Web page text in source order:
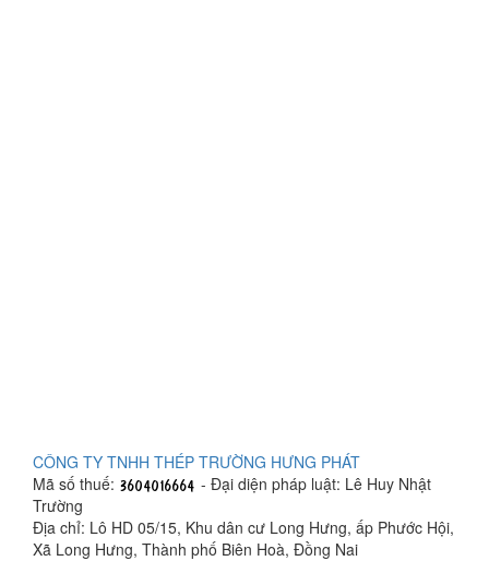
CÔNG TY TNHH THÉP TRƯỜNG HƯNG PHÁT
Mã số thuế:
- Đại diện pháp luật: Lê Huy Nhật
Trường
Địa chỉ: Lô HD 05/15, Khu dân cư Long Hưng, ấp Phước Hội,
Xã Long Hưng, Thành phố Biên Hoà, Đồng Nai